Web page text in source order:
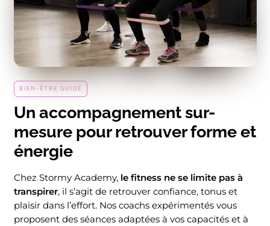
BIEN-ÊTRE GUIDÉ
Un accompagnement sur-
mesure pour retrouver forme et
énergie
Chez Stormy Academy, le fitness ne se limite pas à
transpirer, il s’agit de retrouver confiance, tonus et
plaisir dans l’effort. Nos coachs expérimentés vous
proposent des séances adaptées à vos capacités et à